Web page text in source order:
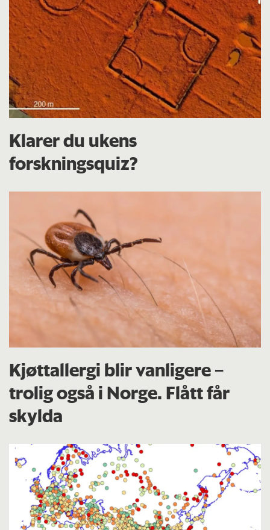
Klarer du ukens
forskningsquiz?
Kjøttallergi blir vanligere –
trolig også i Norge. Flått får
skylda